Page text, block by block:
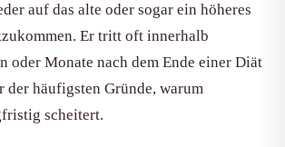
auf das alte oder sogar ein höheres
Er tritt oft innerhalb
oder Monate nach dem Ende einer Diät
der häufigsten Gründe, warum
scheitert.